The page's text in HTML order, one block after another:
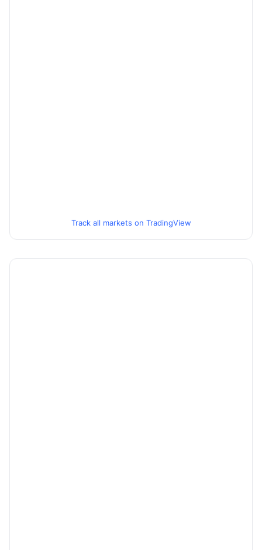
Track all markets on TradingView